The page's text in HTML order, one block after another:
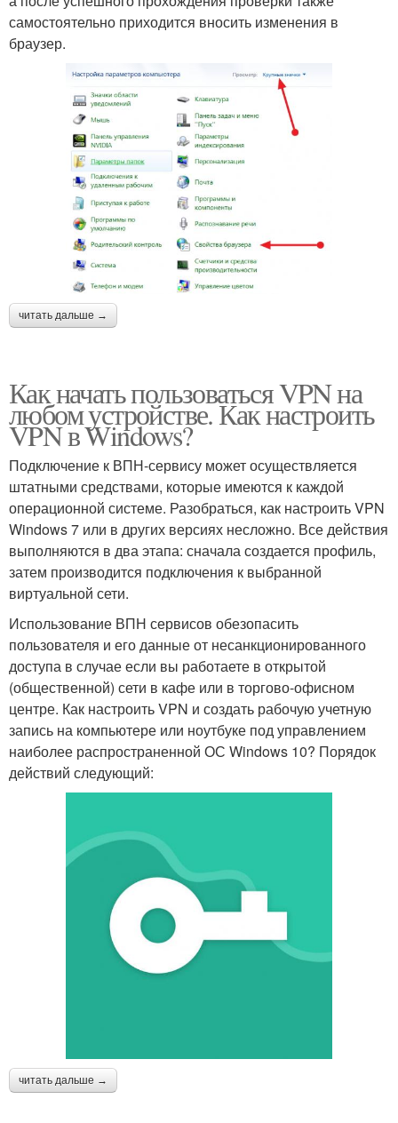
самостоятельно приходится вносить изменения в
браузер.
читать дальше →
Как начать пользоваться VPN на
любом устройстве. Как настроить
VPN в Windows?
Подключение к ВПН-сервису может осуществляется
штатными средствами, которые имеются к каждой
операционной системе. Разобраться, как настроить VPN
Windows 7 или в других версиях несложно. Все действия
выполняются в два этапа: сначала создается профиль,
затем производится подключения к выбранной
виртуальной сети.
Использование ВПН сервисов обезопасить
пользователя и его данные от несанкционированного
доступа в случае если вы работаете в открытой
(общественной) сети в кафе или в торгово-офисном
центре. Как настроить VPN и создать рабочую учетную
запись на компьютере или ноутбуке под управлением
наиболее распространенной ОС Windows 10? Порядок
действий следующий:
читать дальше →